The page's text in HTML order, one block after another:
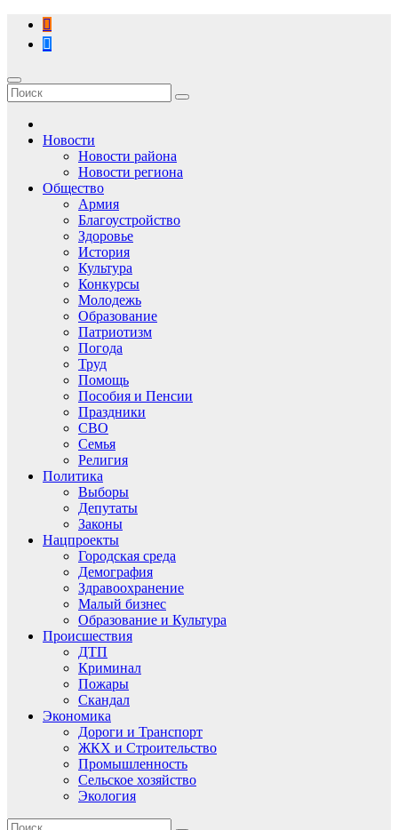
Перейти
содержимому
Новости
Новости района
Новости региона
Общество
Армия
Благоустройство
Здоровье
История
Культура
Конкурсы
Молодежь
Образование
Патриотизм
Погода
Труд
Помощь
Пособия и Пенсии
Праздники
СВО
Семья
Религия
Политика
Выборы
Депутаты
Законы
Нацпроекты
Городская среда
Демография
Здравоохранение
Малый бизнес
Образование и Культура
Происшествия
ДТП
Криминал
Пожары
Скандал
Экономика
Дороги и Транспорт
ЖКХ и Строительство
Промышленность
Сельское хозяйство
Экология